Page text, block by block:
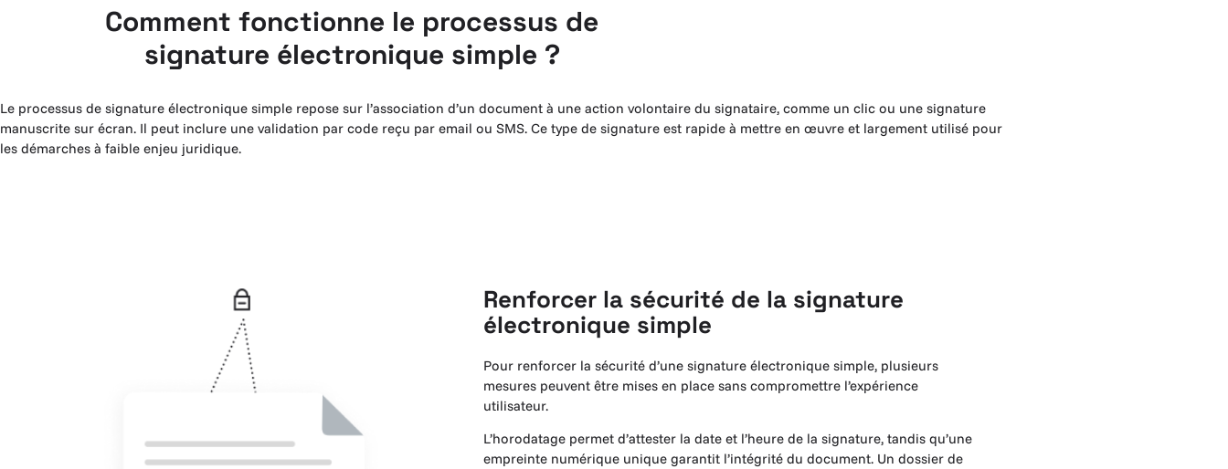
Comment fonctionne le processus de
signature électronique simple ?
Le processus de signature électronique simple repose sur l’association d’un document à une action volontaire du signataire, comme un clic ou une signature
manuscrite sur écran. Il peut inclure une validation par code reçu par email ou SMS. Ce type de signature est rapide à mettre en œuvre et largement utilisé pour
les démarches à faible enjeu juridique.
Renforcer la sécurité de la signature
électronique simple
Pour renforcer la sécurité d’une signature électronique simple, plusieurs
mesures peuvent être mises en place sans compromettre l’expérience
utilisateur.
L’horodatage permet d’attester la date et l’heure de la signature, tandis qu’une
empreinte numérique unique garantit l’intégrité du document. Un dossier de